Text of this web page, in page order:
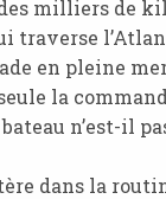
milliers de
traverse
en pleine
la
n’est-il
dans la